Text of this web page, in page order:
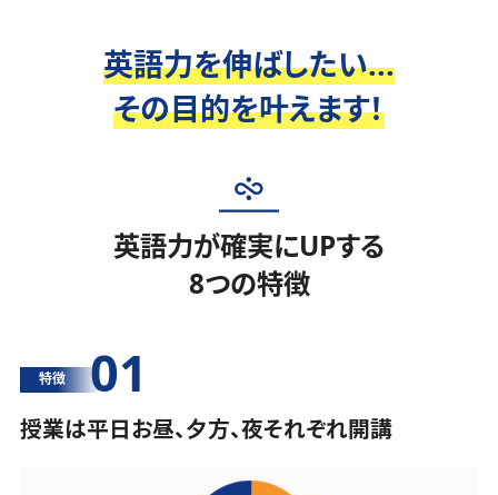
英語力を伸ばしたい...
その目的を叶えます！
英語力が確実にUPする
8つの特徴
特徴 01
授業は平日お昼、夕方、夜それぞれ開講